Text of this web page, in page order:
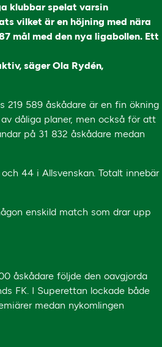
klubbar spelat varsin
vilket är en höjning med nära
mål med den nya ligabollen. Ett
säger Ola Rydén,
219 589 åskådare är en fin ökning
dåliga planer, men också för att
på 31 832 åskådare medan
44 i Allsvenskan. Totalt innebär
enskild match som drar upp
åskådare följde den oavgjorda
FK. I Superettan lockade både
medan nykomlingen